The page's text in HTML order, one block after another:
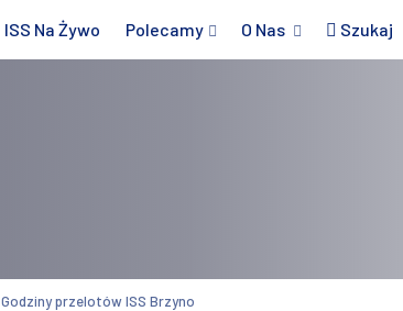
ISS Na Żywo Polecamy O Nas Szukaj
Godziny przelotów ISS Brzyno